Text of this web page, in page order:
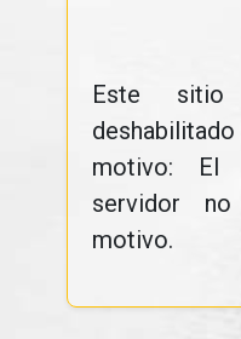
Este
motivo: El
servidor
motivo.